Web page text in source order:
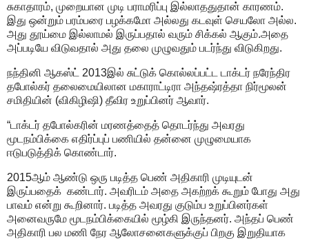
சுகாதாரம், முறையான முடி பராமரிப்பு இல்லாததுதான் காரணம்.
இது ஒன்றும் பரம்பரை பழக்கமோ அல்லது கடவுள் செயலோ அல்ல.
அது தூய்மை இல்லாமல் இருப்பதால் வரும் சிக்கல் ஆகும்.அதை
அப்படியே விடுவதால் அது தலை முழுவதும் படர்ந்து விடுகிறது.
நந்தினி ஆகஸ்ட் 2013இல் சுட்டுக் கொல்லப்பட்ட டாக்டர் நரேந்திர
தபோல்கர் தலைமையிலான மகாராட்டிரா அந்தஷ்ரத்தா நிர்மூலன்
சமிதியின் (விகிழிஷி) தீவிர உறுப்பினர் ஆவார்.
“டாக்டர் தபோல்கரின் மரணத்தைத் தொடர்ந்து அவரது
மூடநம்பிக்கை எதிர்ப்புப் பணியில் தன்னை முழுமையாக
ஈடுபடுத்திக் கொண்டார்.
2015ஆம் ஆண்டு ஒரு படித்த பெண் அதிகாரி முடியுடன்
இருப்பதைக் கண்டார். அவரிடம் அதை அகற்றக் கூறும் போது அது
பாவம் என்று கூறினார். படித்த அவரது குடும்ப உறுப்பினர்கள்
அனைவருமே மூடநம்பிக்கையில் மூழ்கி இருந்தனர். அந்தப் பெண்
அதிகாரி பல மணி நேர ஆலோசனைகளுக்குப் பிறகு இறுதியாக